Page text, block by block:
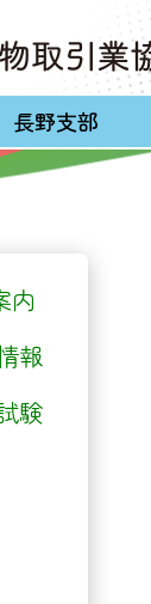
長野支部
内
報
験